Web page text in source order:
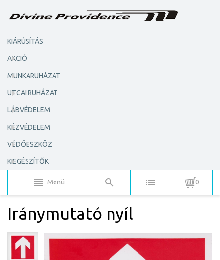
KIÁRÚSÍTÁS
AKCIÓ
MUNKARUHÁZAT
UTCAI RUHÁZAT
LÁBVÉDELEM
KÉZVÉDELEM
VÉDŐESZKÖZ
KIEGÉSZÍTŐK
Menü 0
Iránymutató nyíl